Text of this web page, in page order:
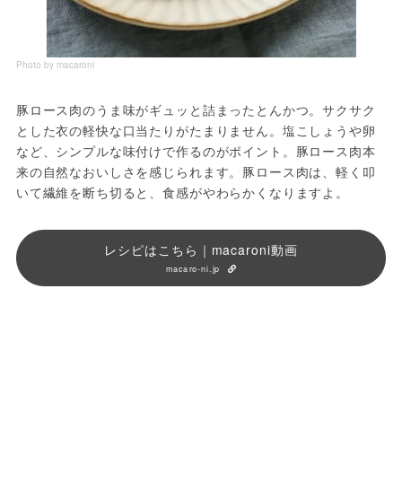
Photo by macaroni
豚ロース肉のうま味がギュッと詰まったとんかつ。サクサク
とした衣の軽快な口当たりがたまりません。塩こしょうや卵
など、シンプルな味付けで作るのがポイント。豚ロース肉本
来の自然なおいしさを感じられます。豚ロース肉は、軽く叩
いて繊維を断ち切ると、食感がやわらかくなりますよ。
レシピはこちら｜macaroni動画
macaro-ni.jp